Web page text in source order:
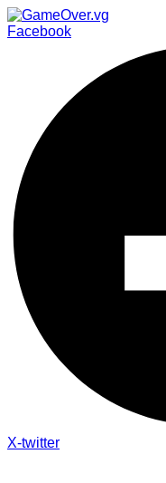
Facebook
X-twitter